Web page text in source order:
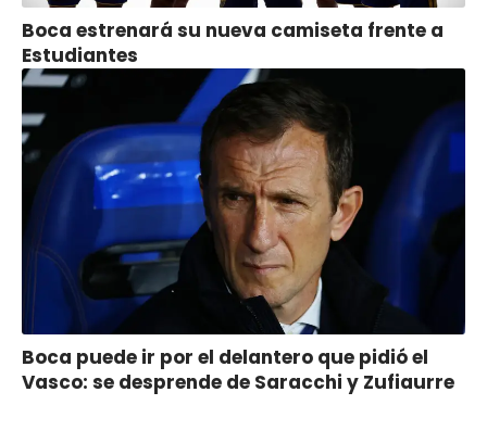
Boca estrenará su nueva camiseta frente a
Estudiantes
Boca puede ir por el delantero que pidió el
Vasco: se desprende de Saracchi y Zufiaurre